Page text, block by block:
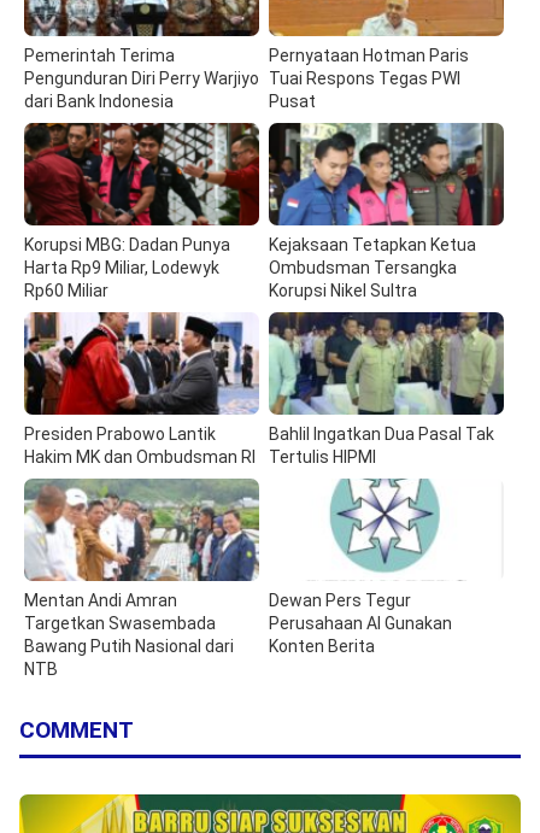
Pemerintah Terima
Pengunduran Diri Perry Warjiyo
dari Bank Indonesia
Pernyataan Hotman Paris
Tuai Respons Tegas PWI
Pusat
Korupsi MBG: Dadan Punya
Harta Rp9 Miliar, Lodewyk
Rp60 Miliar
Kejaksaan Tetapkan Ketua
Ombudsman Tersangka
Korupsi Nikel Sultra
Presiden Prabowo Lantik
Hakim MK dan Ombudsman RI
Bahlil Ingatkan Dua Pasal Tak
Tertulis HIPMI
Mentan Andi Amran
Targetkan Swasembada
Bawang Putih Nasional dari
NTB
Dewan Pers Tegur
Perusahaan AI Gunakan
Konten Berita
COMMENT